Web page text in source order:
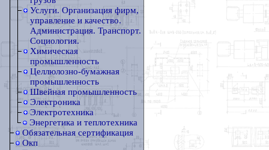
Услуги. Организация фирм,
управление и качество.
Администрация. Транспорт.
Социология.
Химическая
промышленность
Целлюлозно-бумажная
промышленность
Швейная промышленность
Электроника
Электротехника
Энергетика и теплотехника
Обязательная сертификация
Окп